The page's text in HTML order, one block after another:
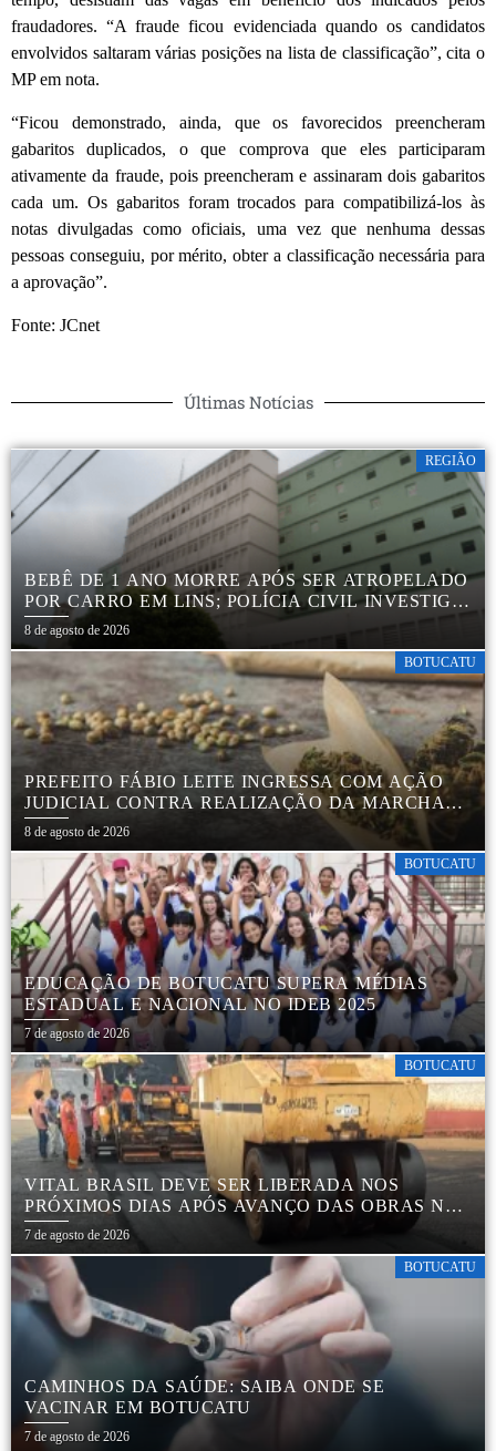
fraudadores. “A fraude ficou evidenciada quando os candidatos
envolvidos saltaram várias posições na lista de classificação”, cita o
MP em nota.
“Ficou demonstrado, ainda, que os favorecidos preencheram
gabaritos duplicados, o que comprova que eles participaram
ativamente da fraude, pois preencheram e assinaram dois gabaritos
cada um. Os gabaritos foram trocados para compatibilizá-los às
notas divulgadas como oficiais, uma vez que nenhuma dessas
pessoas conseguiu, por mérito, obter a classificação necessária para
a aprovação”.
Fonte: JCnet
Últimas Notícias
REGIÃO
BEBÊ DE 1 ANO MORRE APÓS SER ATROPELADO
POR CARRO EM LINS; POLÍCIA CIVIL INVESTIGA
ACIDENTE
8 de agosto de 2026
BOTUCATU
PREFEITO FÁBIO LEITE INGRESSA COM AÇÃO
JUDICIAL CONTRA REALIZAÇÃO DA MARCHA
DA MACONHA EM BOTUCATU
8 de agosto de 2026
BOTUCATU
EDUCAÇÃO DE BOTUCATU SUPERA MÉDIAS
ESTADUAL E NACIONAL NO IDEB 2025
7 de agosto de 2026
BOTUCATU
VITAL BRASIL DEVE SER LIBERADA NOS
PRÓXIMOS DIAS APÓS AVANÇO DAS OBRAS NA
REGIÃO DA RODOVIÁRIA
7 de agosto de 2026
BOTUCATU
CAMINHOS DA SAÚDE: SAIBA ONDE SE
VACINAR EM BOTUCATU
7 de agosto de 2026